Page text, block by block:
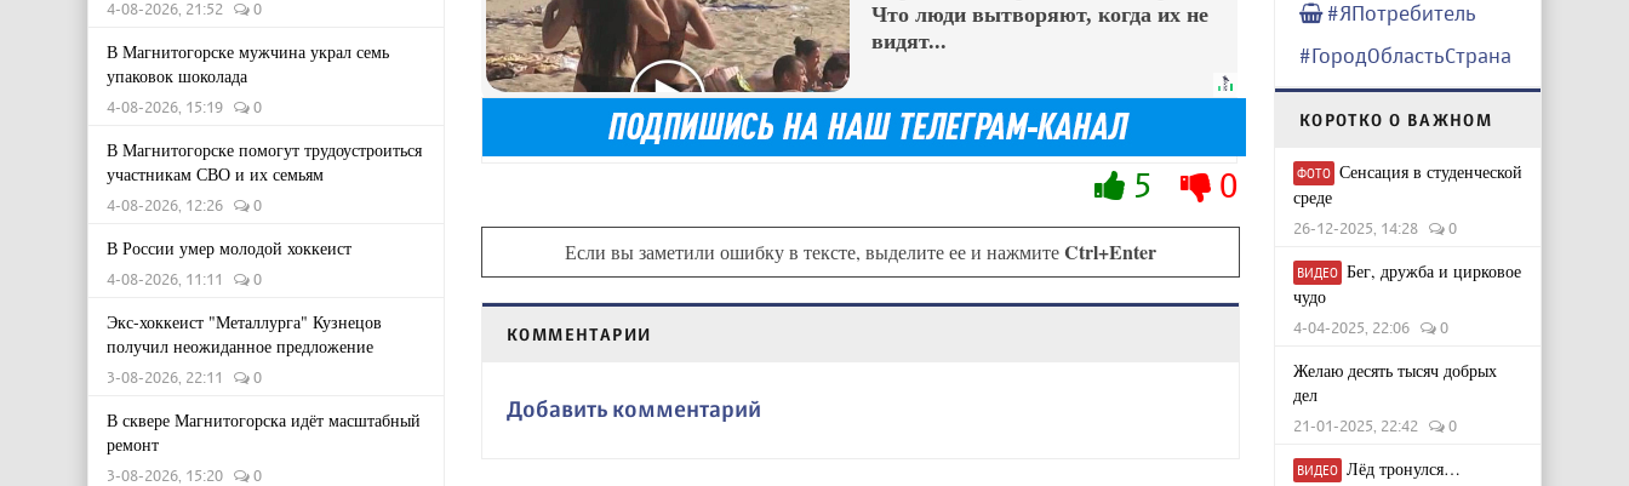
4-08-2026, 21:52 0
В Магнитогорске мужчина украл семь
упаковок шоколада
4-08-2026, 15:19 0
В Магнитогорске помогут трудоустроиться
участникам СВО и их семьям
4-08-2026, 12:26 0
В России умер молодой хоккеист
4-08-2026, 11:11 0
Экс-хоккеист "Металлурга" Кузнецов
получил неожиданное предложение
3-08-2026, 22:11 0
В сквере Магнитогорска идёт масштабный
ремонт
3-08-2026, 15:20 0
Что люди вытворяют, когда их не
видят...
5 0
Если вы заметили ошибку в тексте, выделите ее и нажмитеCtrl+Enter
КОММЕНТАРИИ
Добавить комментарий
#ЯПотребитель
#ГородОбластьСтрана
КОРОТКО О ВАЖНОМ
ФОТО Сенсация в студенческой
среде
26-12-2025, 14:28 0
ВИДЕО Бег, дружба и цирковое
чудо
4-04-2025, 22:06 0
Желаю десять тысяч добрых
дел
21-01-2025, 22:42 0
ВИДЕО Лёд тронулся…